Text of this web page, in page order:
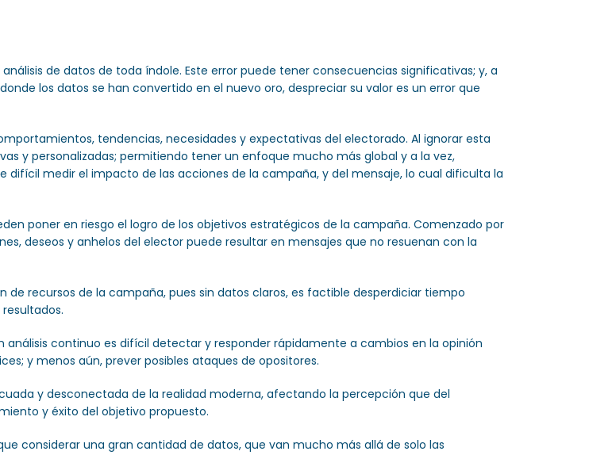
de datos de toda índole. Este error puede tener consecuencias significativas; y, a
los datos se han convertido en el nuevo oro, despreciar su valor es un error que
tendencias, necesidades y expectativas del electorado. Al ignorar esta
y personalizadas; permitiendo tener un enfoque mucho más global y a la vez,
medir el impacto de las acciones de la campaña, y del mensaje, lo cual dificulta la
poner en riesgo el logro de los objetivos estratégicos de la campaña. Comenzado por
deseos y anhelos del elector puede resultar en mensajes que no resuenan con la
recursos de la campaña, pues sin datos claros, es factible desperdiciar tiempo
continuo es difícil detectar y responder rápidamente a cambios en la opinión
y menos aún, prever posibles ataques de opositores.
y desconectada de la realidad moderna, afectando la percepción que del
y éxito del objetivo propuesto.
considerar una gran cantidad de datos, que van mucho más allá de solo las